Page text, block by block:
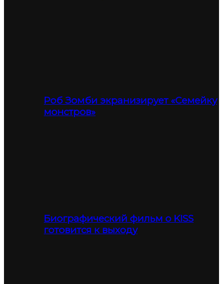
Роб Зомби экранизирует «Семейку
монстров»
Биографический фильм о KISS
готовится к выходу